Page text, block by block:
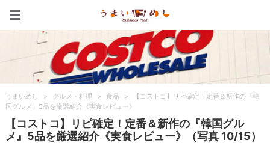
うまいめし > グルメ・料理 > 食品 >
【コストコ】リピ確定！定番＆新作の『韓
国グルメ』5品を厳選紹介《実食レビュー》
【コストコ】リピ確定！定番＆新作の『韓国グル
メ』5品を厳選紹介《実食レビュー》（写真 10/15）